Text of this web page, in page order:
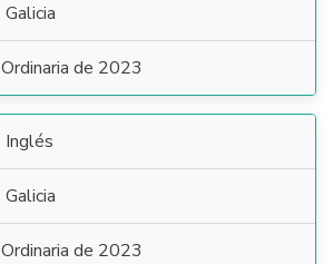
Galicia
Ordinaria de 2023
Inglés
Galicia
Ordinaria de 2023